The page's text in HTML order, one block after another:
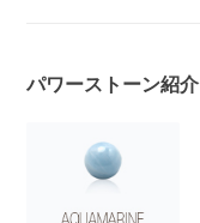
パワーストーン紹介